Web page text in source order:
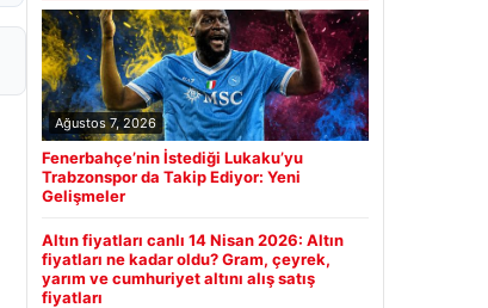
Ağustos 7, 2026
Fenerbahçe’nin İstediği Lukaku’yu
Trabzonspor da Takip Ediyor: Yeni
Gelişmeler
Altın fiyatları canlı 14 Nisan 2026: Altın
fiyatları ne kadar oldu? Gram, çeyrek,
yarım ve cumhuriyet altını alış satış
fiyatları